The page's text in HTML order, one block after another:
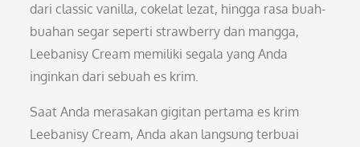
dari classic vanilla, cokelat lezat, hingga rasa buah-
buahan segar seperti strawberry dan mangga,
Leebanisy Cream memiliki segala yang Anda
inginkan dari sebuah es krim.
Saat Anda merasakan gigitan pertama es krim
Leebanisy Cream, Anda akan langsung terbuai